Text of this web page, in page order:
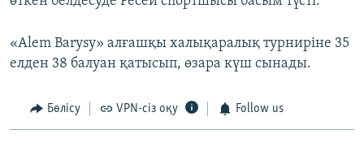
«Alem Barysy» алғашқы халықаралық турниріне 35
елден 38 балуан қатысып, өзара күш сынады.
Бөлісу VPN-сіз оқу Follow us